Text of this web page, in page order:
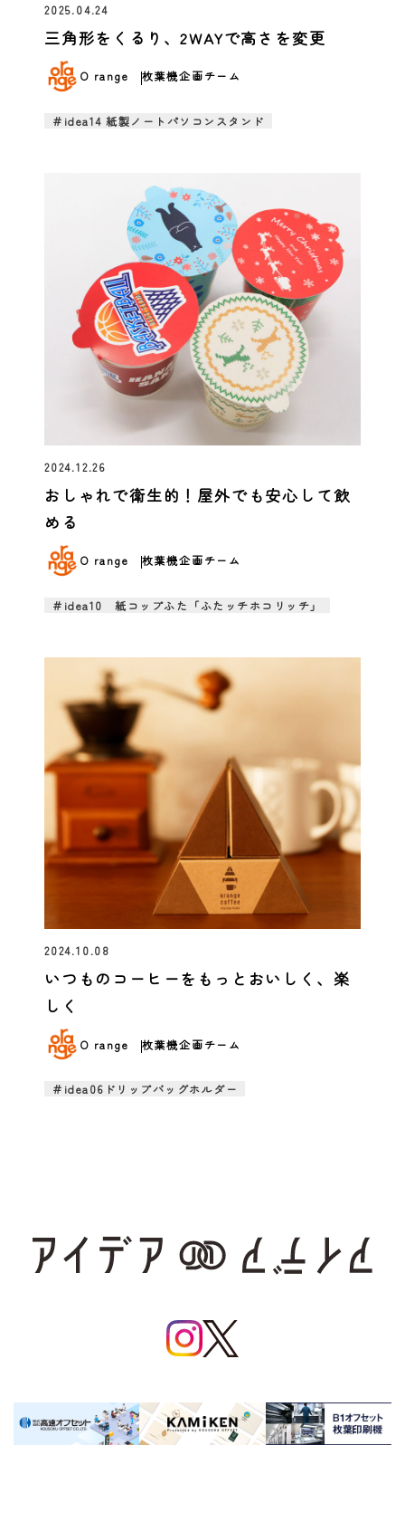
2025.04.24
三角形をくるり、2WAYで高さを変更
O range 枚葉機企画チーム
＃idea14 紙製ノートパソコンスタンド
2024.12.26
おしゃれで衛生的！屋外でも安心して飲
める
O range 枚葉機企画チーム
＃idea10 紙コップふた「ふたッチホコリッチ」
2024.10.08
いつものコーヒーをもっとおいしく、楽
しく
O range 枚葉機企画チーム
＃idea06ドリップバッグホルダー